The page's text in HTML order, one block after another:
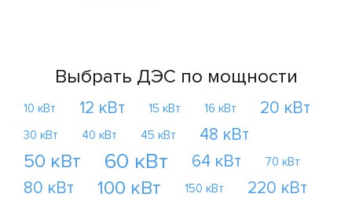
Выбрать ДЭС по мощности
10 кВт 12 кВт 15 кВт 16 кВт 20 кВт
30 кВт 40 кВт 45 кВт 48 кВт
50 кВт 60 кВт 64 кВт 70 кВт
80 кВт 100 кВт 150 кВт 220 кВт